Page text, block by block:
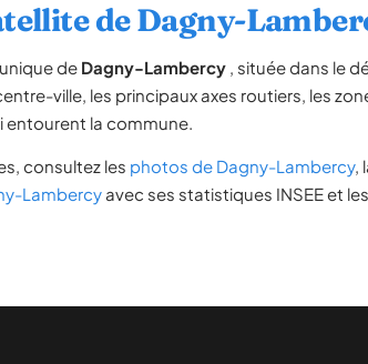
de Dagny-
de Dagny-Lambercy , située dans le
ville, les principaux axes routiers, les
entourent la commune.
consultez les photos de Dagny-Lambercy,
Lambercy avec ses statistiques INSEE et